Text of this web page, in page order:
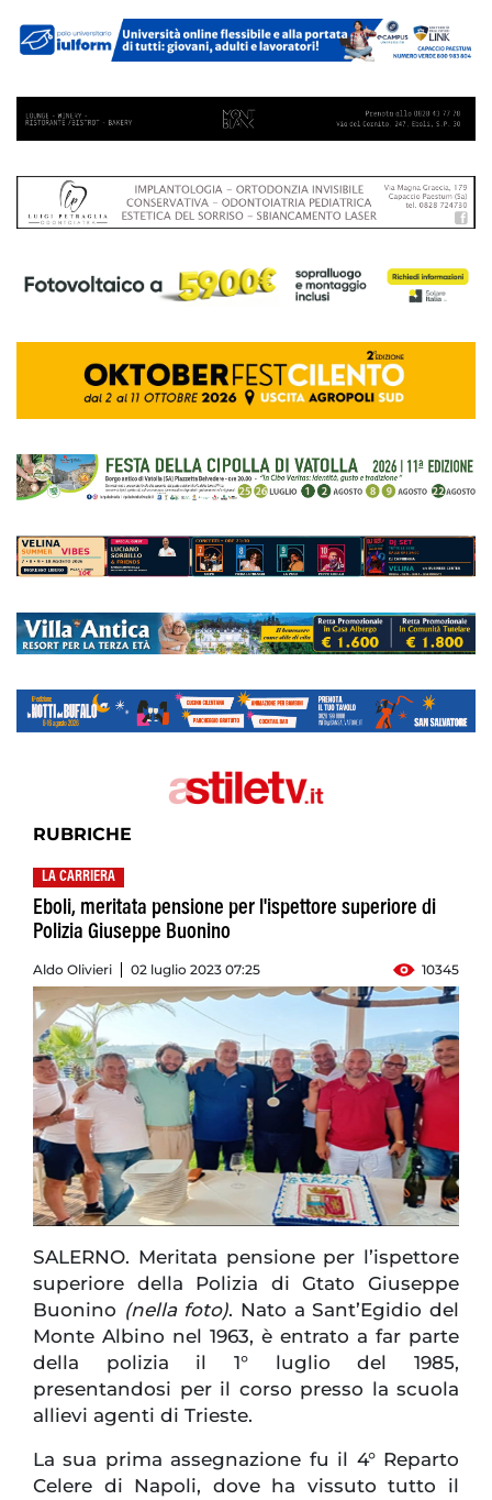
RUBRICHE
LA CARRIERA
Eboli, meritata pensione per l'ispettore superiore di
Polizia Giuseppe Buonino
Aldo Olivieri 02 luglio 2023 07:25 10345
SALERNO. Meritata pensione per l’ispettore
superiore della Polizia di Gtato Giuseppe
Buonino (nella foto). Nato a Sant’Egidio del
Monte Albino nel 1963, è entrato a far parte
della polizia il 1° luglio del 1985,
presentandosi per il corso presso la scuola
allievi agenti di Trieste.
La sua prima assegnazione fu il 4° Reparto
Celere di Napoli, dove ha vissuto tutto il